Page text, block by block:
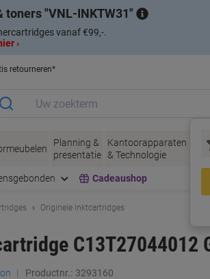
toners VNL-INKTW31
vanaf €99,-.
›
retourneren*
Planning &
presentatie
Kantoorapparaten
& Technologie
Inkt
Cadeaushop
Originele inktcartridges
C13T27044012
Productnr.: 3293160